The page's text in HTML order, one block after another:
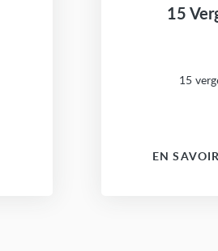
15
15
EN